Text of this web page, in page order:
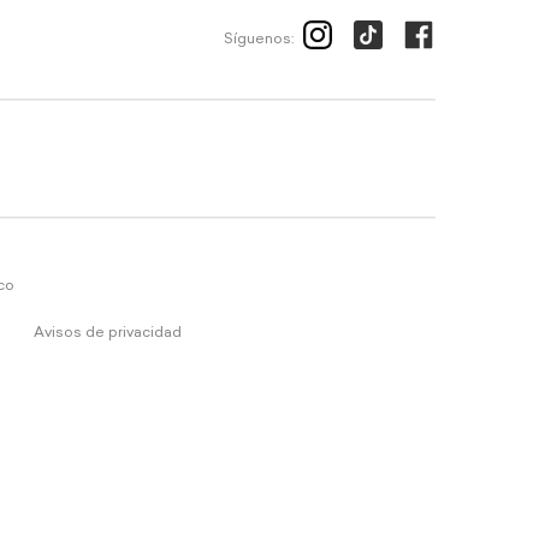
Síguenos:
Avisos de privacidad